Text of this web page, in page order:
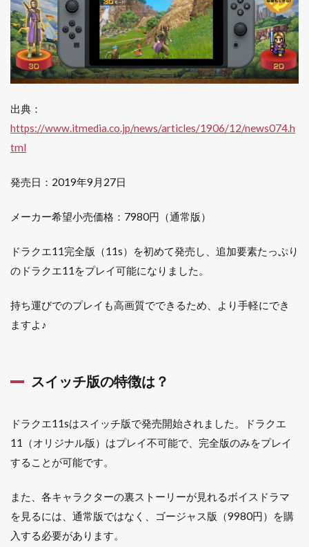
出典：
https://www.itmedia.co.jp/news/articles/1906/12/news074.h
tml
発売日：2019年9月27日
メーカー希望小売価格：7980円（通常版）
ドラクエ11完全版（11s）を初めて発売し、追加要素たっぷり
のドラクエ11をプレイ可能になりました。
持ち運びでのプレイも高画質でできるため、より手軽にでき
ますよ♪
スイッチ版の特徴は？
ドラクエ11sはスイッチ版で発売開始されました。ドラクエ
11（オリジナル版）はプレイ不可能で、完全版のみをプレイ
することが可能です。
また、各キャラクターの裏ストーリーが見れるボイスドラマ
を見るには、通常版ではなく、ゴージャス版（9980円）を購
入する必要があります。